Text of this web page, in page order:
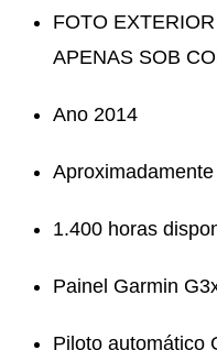
FOTO
APENAS SOB
Ano 2014
⁠1.400 horas
⁠Painel Garmin
⁠Piloto automático